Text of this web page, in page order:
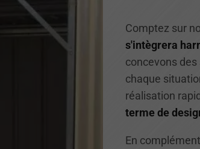
Comptez sur
s'intègrera
concevons
chaque
réalisation
terme de
En